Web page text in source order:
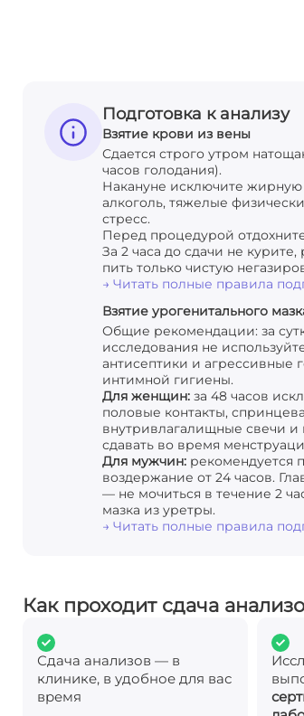
Подготовка к анализу
Взятие крови из вены
Сдается строго утром
часов голодания).
Накануне исключите
алкоголь, тяжелые
стресс.
Перед процедурой отдохните
За 2 часа до сдачи не курите,
пить только чистую
→ Читать полные правила
Взятие урогенитального
Общие рекомендации: за
исследования не
антисептики и агрессивные
интимной гигиены.
Для женщин: за 48 часов
половые контакты,
внутривлагалищные свечи и
сдавать во время
Для мужчин: рекомендуется
воздержание от 24 часов.
— не мочиться в течение 2
мазка из уретры.
→ Читать полные правила
Как проходит сдача
Сдача анализов — в
клинике, в удобное для вас
время